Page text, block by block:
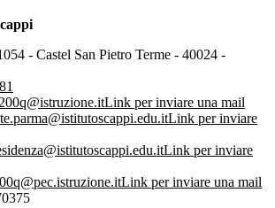
- Castel San Pietro Terme - 40024 -
Link per inviare una mail
Link per inviare
Link per inviare
Link per inviare una mail